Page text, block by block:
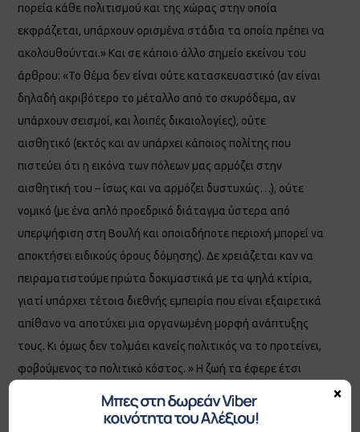
πορεία κάθε πολιτισμού και της χώρας στην οποία
εκφράζεται, υπάρχουν ορισμένα στάδια τα οποία πρέπει να
ακολουθούνται.» Και σε κάποιο άλλο σημείο εκείνου του
άρθρου: «Το θέμα δεν είναι ούτε κατασκευαστικό (αν είναι
δηλαδή ακριβότερο το μέταλλο από το σκυρόδεμα, αν
υπάρχουν σεισμοί, και λοιπές δικαιολογίες), ούτε
αισθητικό (εκτός και αν υπάρχει κάποιος πολίτης που
πιστεύει ότι η εικόνα των πόλεων μας αρμόζει στην
αισθητική του – ίσως και να αρμόζει δυστυχώς…), ούτε
νομικό (με ένα απλό προεδρικό διάταγμα ύστερα από
υπερψήφιση στη Βουλή και οποιαδήποτε περιοχή μπορεί να
αποκτήσει ειδικούς όρους δόμησης). Δε χρειάζεται καν να
πειραματιστούμε πρώτα δοκιμαστικά με τα ψηλά κτίρια,
γιατί υπάρχει τέτοια διεθνής εμπειρία που είναι εξαιρετικά
απίθανο να αποτύχει μια οργανωμένη μορφή ανάπτυξης
τους. Κι όμως δεν τολμάει κανείς πολιτικός να το προτείνει,
φοβούμενος το πολιτικό κόστος. » Η ζωή τα έφερε έτσι
ώστε μέσα σε μία κακή για την Ελλάδα οικονομική και
κοινωνική συγκυρία, όπου τα πάντα στο μεταξύ
×